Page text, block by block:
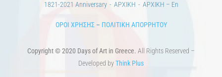
1821-2021 Anniversary
ΑΡΧΙΚΗ ΑΡΧΙΚΗ – En
ΟΡΟΙ ΧΡΗΣΗΣ– ΠΟΛΙΤΙΚΗ ΑΠΟΡΡΗΤΟΥ
Copyright © 2020 Days of Art in Greece. All Rights Reserved –
Developed byThink Plus